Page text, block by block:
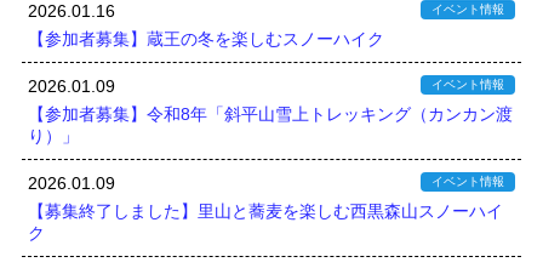
2026.01.16 イベント情報
【参加者募集】蔵王の冬を楽しむスノーハイク
2026.01.09 イベント情報
【参加者募集】令和8年「斜平山雪上トレッキング（カンカン渡
り）」
2026.01.09 イベント情報
【募集終了しました】里山と蕎麦を楽しむ西黒森山スノーハイ
ク